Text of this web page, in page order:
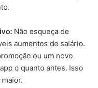
Não esqueça de
aumentos de salário.
ou um novo
o quanto antes. Isso